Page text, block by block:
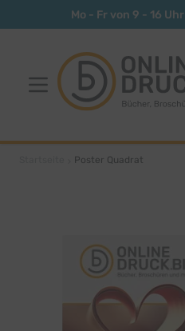
Zum Inhalt springenMo - Fr von 9 - 16 Uhr
Poster Quadrat